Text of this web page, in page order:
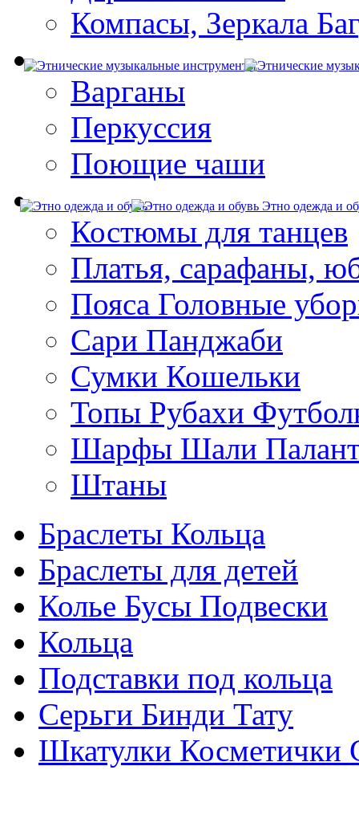
Компасы, Зеркала
Варганы
Перкуссия
Поющие чаши
Этно одежда и
Костюмы для танцев
Платья, сарафаны,
Пояса Головные
Сари Панджаби
Сумки Кошельки
Топы Рубахи
Шарфы Шали
Штаны
Браслеты Кольца
Браслеты для детей
Колье Бусы Подвески
Кольца
Подставки под кольца
Серьги Бинди Тату
Шкатулки Косметички